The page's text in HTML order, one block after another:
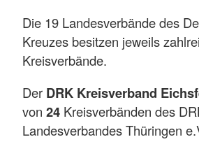
Die 19 Landesverbände des
Kreuzes besitzen jeweils
Kreisverbände.
Der DRK Kreisverband
von 24 Kreisverbänden des
Landesverbandes Thüringen